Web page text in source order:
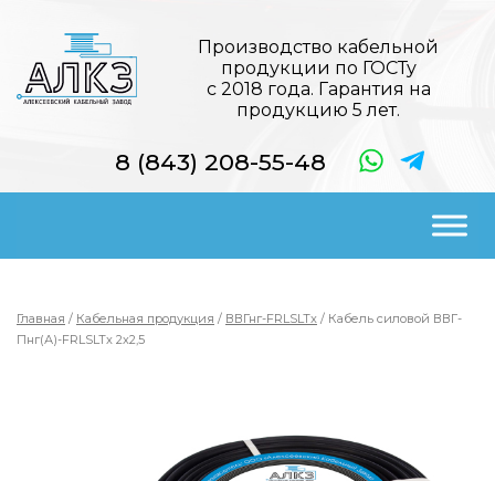
Производство кабельной
продукции по ГОСТу
с 2018 года. Гарантия на
продукцию 5 лет.
8 (843) 208-55-48
Главная / Кабельная продукция / ВВГнг-FRLSLTx / Кабель силовой ВВГ-
Пнг(А)-FRLSLTx 2х2,5